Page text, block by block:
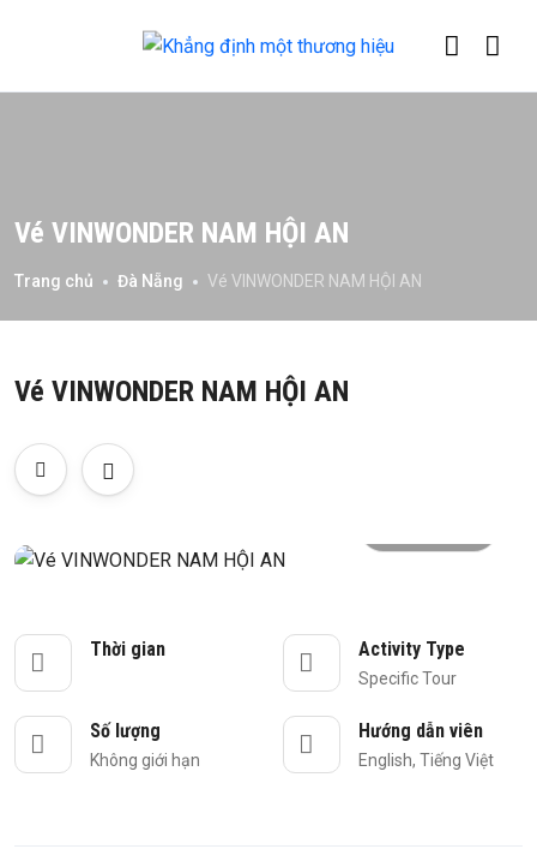
Vé VINWONDER NAM HỘI AN
Trang chủ Đà Nẵng Vé VINWONDER NAM HỘI AN
Vé VINWONDER NAM HỘI AN
Thời gian Activity Type
Specific Tour
Số lượng
Không giới hạn
Hướng dẫn viên
English, Tiếng Việt